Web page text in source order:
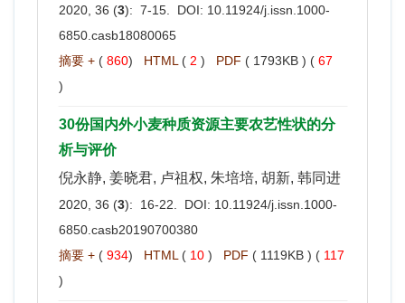
2020, 36 (3): 7-15. DOI: 10.11924/j.issn.1000-
6850.casb18080065
摘要 + ( 860) HTML ( 2 ) PDF ( 1793KB ) ( 67
)
30份国内外小麦种质资源主要农艺性状的分
析与评价
倪永静, 姜晓君, 卢祖权, 朱培培, 胡新, 韩同进
2020, 36 (3): 16-22. DOI: 10.11924/j.issn.1000-
6850.casb20190700380
摘要 + ( 934) HTML ( 10 ) PDF ( 1119KB ) ( 117
)